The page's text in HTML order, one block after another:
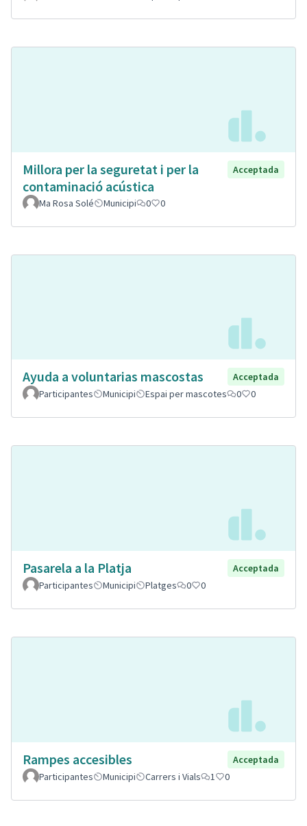
Millora per la seguretat i per la
contaminació acústica
Acceptada
Ma Rosa Solé Municipi 0 0
Ayuda a voluntarias mascostas
Acceptada
Participantes
Municipi Espai per mascotes 0 0
Pasarela a la Platja
Acceptada
Participantes
Municipi Platges 0 0
Rampes accesibles
Acceptada
Participantes
Municipi Carrers i Vials 1 0